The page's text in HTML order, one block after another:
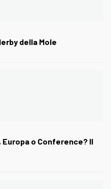
della Mole
Europa o Conference? Il